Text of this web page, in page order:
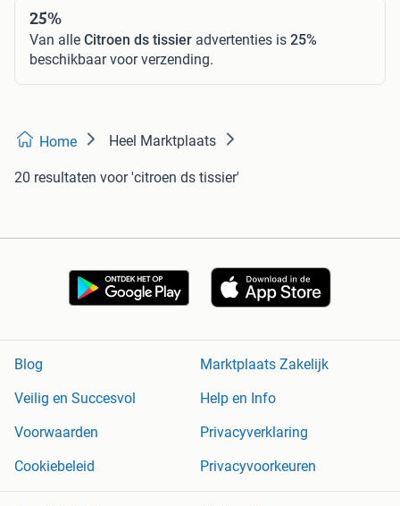
25%
Van alle Citroen ds tissier advertenties is 25%
beschikbaar voor verzending.
Home Heel Marktplaats
20 resultaten voor 'citroen ds tissier'
Blog
Marktplaats Zakelijk
Veilig en Succesvol
Help en Info
Voorwaarden
Privacyverklaring
Cookiebeleid
Privacyvoorkeuren